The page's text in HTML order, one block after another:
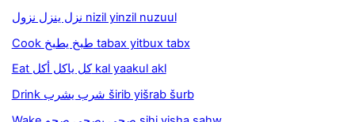
نزل ينزل نزول nizil yinzil nuzuul
Cook طبخ يطبخ tabax yitbux tabx
Eat كل ياكل أكل kal yaakul akl
Drink شرب يشرب širib yišrab šurb